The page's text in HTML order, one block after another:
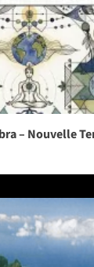
– Nouvelle